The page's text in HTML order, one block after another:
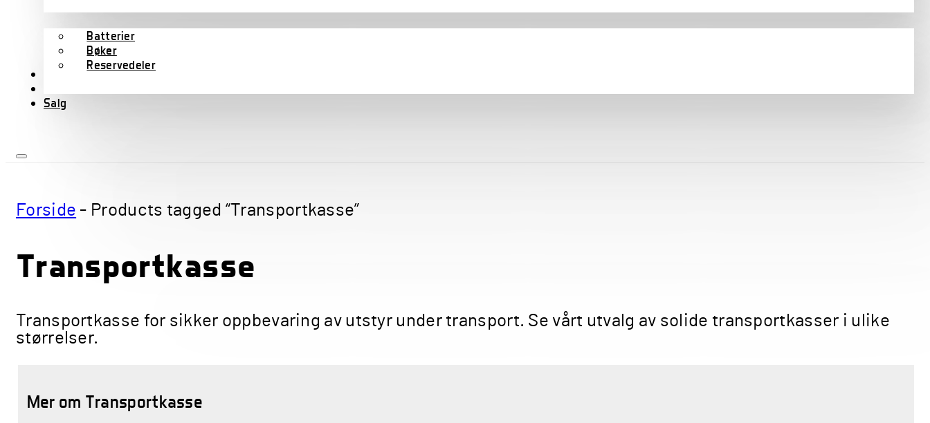
Batterier
Bøker
Reservedeler
Wharfedale Pro
Salg
Forside - Products tagged “Transportkasse”
Transportkasse
Transportkasse for sikker oppbevaring av utstyr under transport. Se vårt utvalg av solide transportkasser i ulike
størrelser.
Mer om Transportkasse